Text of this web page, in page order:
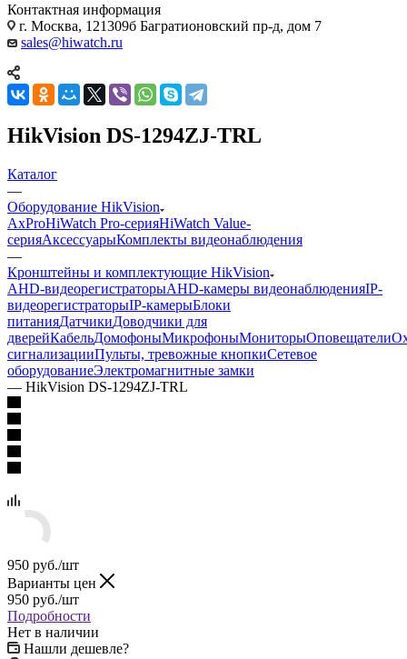
Контактная информация
г. Москва, 121309б Багратионовский пр-д, дом 7
sales@hiwatch.ru
HikVision DS-1294ZJ-TRL
Каталог
—
Оборудование HikVision
AxProHiWatch Pro-серияHiWatch Value-
серияАксессуарыКомплекты видеонаблюдения
—
Кронштейны и комплектующие HikVision
AHD-видеорегистраторыAHD-камеры видеонаблюденияIP-
видеорегистраторыIP-камерыБлоки
питанияДатчикиДоводчики для
дверейКабельДомофоныМикрофоныМониторыОповещатели
сигнализацииПульты, тревожные кнопкиСетевое
оборудованиеЭлектромагнитные замки
— HikVision DS-1294ZJ-TRL
950 руб./шт
Варианты цен
950 руб./шт
Подробности
Нет в наличии
Нашли дешевле?